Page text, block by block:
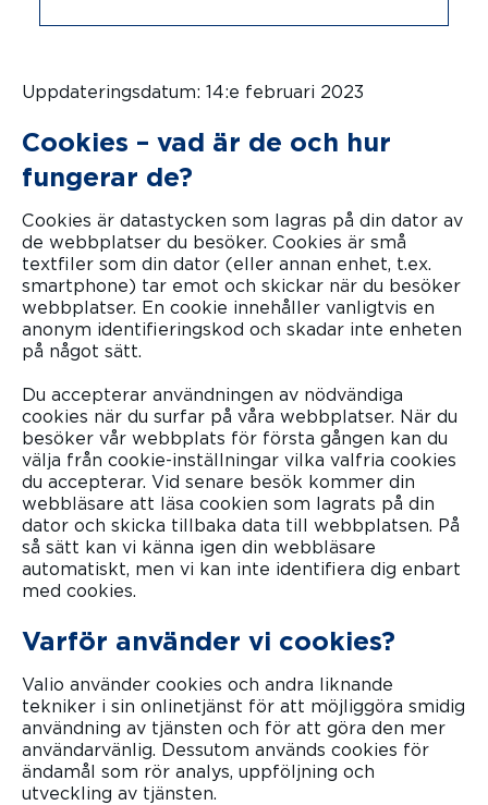
Uppdateringsdatum: 14:e februari 2023
Cookies – vad är de och hur
fungerar de?
Cookies är datastycken som lagras på din dator av
de webbplatser du besöker. Cookies är små
textfiler som din dator (eller annan enhet, t.ex.
smartphone) tar emot och skickar när du besöker
webbplatser. En cookie innehåller vanligtvis en
anonym identifieringskod och skadar inte enheten
på något sätt.
Du accepterar användningen av nödvändiga
cookies när du surfar på våra webbplatser. När du
besöker vår webbplats för första gången kan du
välja från cookie-inställningar vilka valfria cookies
du accepterar. Vid senare besök kommer din
webbläsare att läsa cookien som lagrats på din
dator och skicka tillbaka data till webbplatsen. På
så sätt kan vi känna igen din webbläsare
automatiskt, men vi kan inte identifiera dig enbart
med cookies.
Varför använder vi cookies?
Valio använder cookies och andra liknande
tekniker i sin onlinetjänst för att möjliggöra smidig
användning av tjänsten och för att göra den mer
användarvänlig. Dessutom används cookies för
ändamål som rör analys, uppföljning och
utveckling av tjänsten.